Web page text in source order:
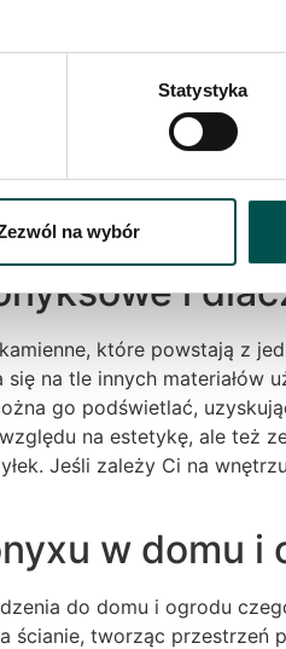
Statystyka
na wybór
ze względu na swój
wprowadzać jego
choć delikatniejszy niż
i
które powstają z
na tle innych materiałów
go podświetlać,
na estetykę, ale też
Jeśli zależy Ci na
w domu i
do domu i ogrodu
ścianie, tworząc przestrzeń